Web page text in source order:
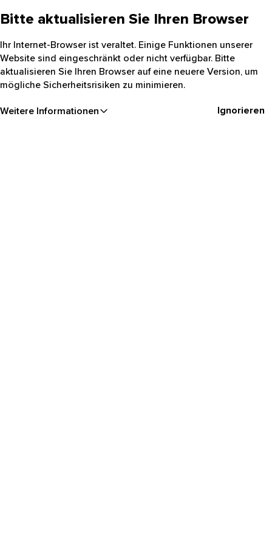
Bitte aktualisieren Sie Ihren Browser
Ihr Internet-Browser ist veraltet. Einige Funktionen unserer
Website sind eingeschränkt oder nicht verfügbar. Bitte
aktualisieren Sie Ihren Browser auf eine neuere Version, um
mögliche Sicherheitsrisiken zu minimieren.
Weitere Informationen Ignorieren